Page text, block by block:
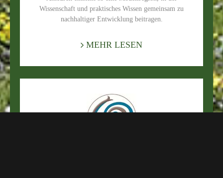
Wissenschaft und praktisches Wissen gemeinsam zu
nachhaltiger Entwicklung beitragen.
MEHR LESEN